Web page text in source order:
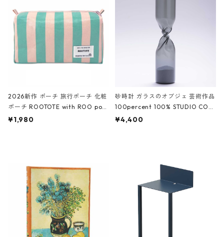
ーガンディー、オフホワイト
2026新作 ポーチ 旅行ポーチ 化粧
ポーチ ROOTOTE with ROO pou
ch 3532 ルートート WR.ポーチ.ラ
¥1,980
砂時計 ガラスのオブジェ 芸術作品
100percent 100% STUDIO COH
AKU Timeless 100パーセント ス
¥4,400